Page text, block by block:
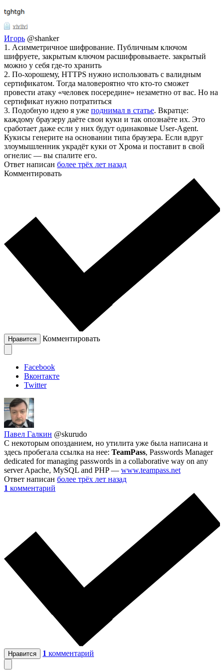
Игорь @shanker
1. Асимметричное шифрование. Публичным ключом
шифруете, закрытым ключом расшифровываете. закрытый
можно у себя где-то хранить
2. По-хорошему, HTTPS нужно использовать с валидным
сертификатом. Тогда маловероятно что кто-то сможет
провести атаку «человек посередине» незаметно от вас. Но на
сертификат нужно потратиться
3. Подобную идею я уже поднимал в статье. Вкратце:
каждому браузеру даёте свои куки и так опознаёте их. Это
сработает даже если у них будут одинаковые User-Agent.
Кукисы генерите на основании типа браузера. Если вдруг
злоумышленник украдёт куки от Хрома и поставит в свой
огнелис — вы спалите его.
Ответ написан более трёх лет назад
Комментировать
Нравится Комментировать
Facebook
Вконтакте
Twitter
Павел Галкин @skurudo
C некоторым опозданием, но утилита уже была написана и
здесь пробегала ссылка на нее: TeamPass, Passwords Manager
dedicated for managing passwords in a collaborative way on any
server Apache, MySQL and PHP — www.teampass.net
Ответ написан более трёх лет назад
1 комментарий
Нравится 1 комментарий